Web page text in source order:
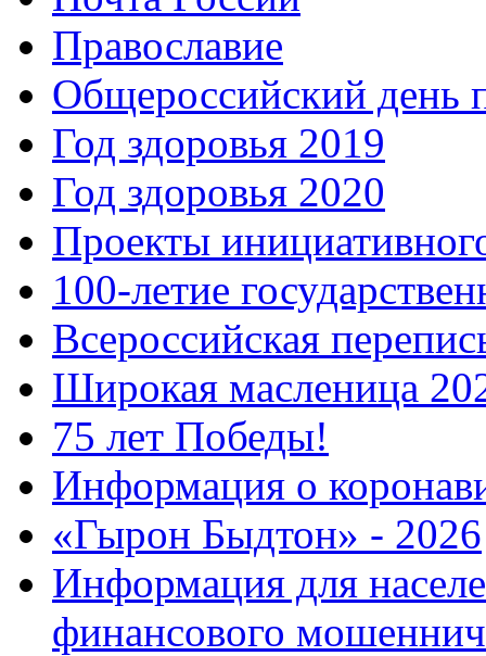
Православие
Общероссийский день
Год здоровья 2019
Год здоровья 2020
Проекты
100-летие
Всероссийская
Широкая масленица
75 лет Победы!
Информация о
«Гырон Быдтон» - 2026
Информация для
финансового